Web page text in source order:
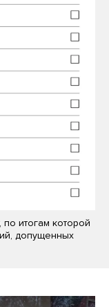
итогам которой
допущенных